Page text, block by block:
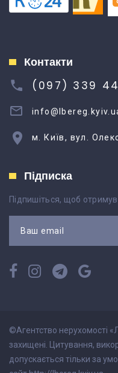
Контакти
(097) 339 44
м. Київ, вул.
Підписка
Підпишіться, щоб
Ваш email
©Агентство нерухомості
захищені. Цитування,
допускається тільки за